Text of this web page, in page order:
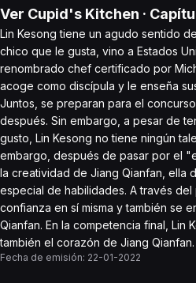
Ver Cupid's Kitchen ·
Lin Kesong tiene un agudo sentido
chico que le gusta, vino a Estados
renombrado chef certificado por
acoge como discípula y le enseña
Juntos, se preparan para el
después. Sin embargo, a pesar de
gusto, Lin Kesong no tiene ningún
embargo, después de pasar por el
la creatividad de Jiang Qianfan, ella
especial de habilidades. A través
confianza en sí misma y también se
Qianfan. En la competencia final, Lin
también el corazón de Jiang Qianfan.
Fecha de emisión: 22-01-2022